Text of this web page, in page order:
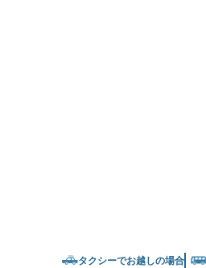
タクシーでお越しの場合